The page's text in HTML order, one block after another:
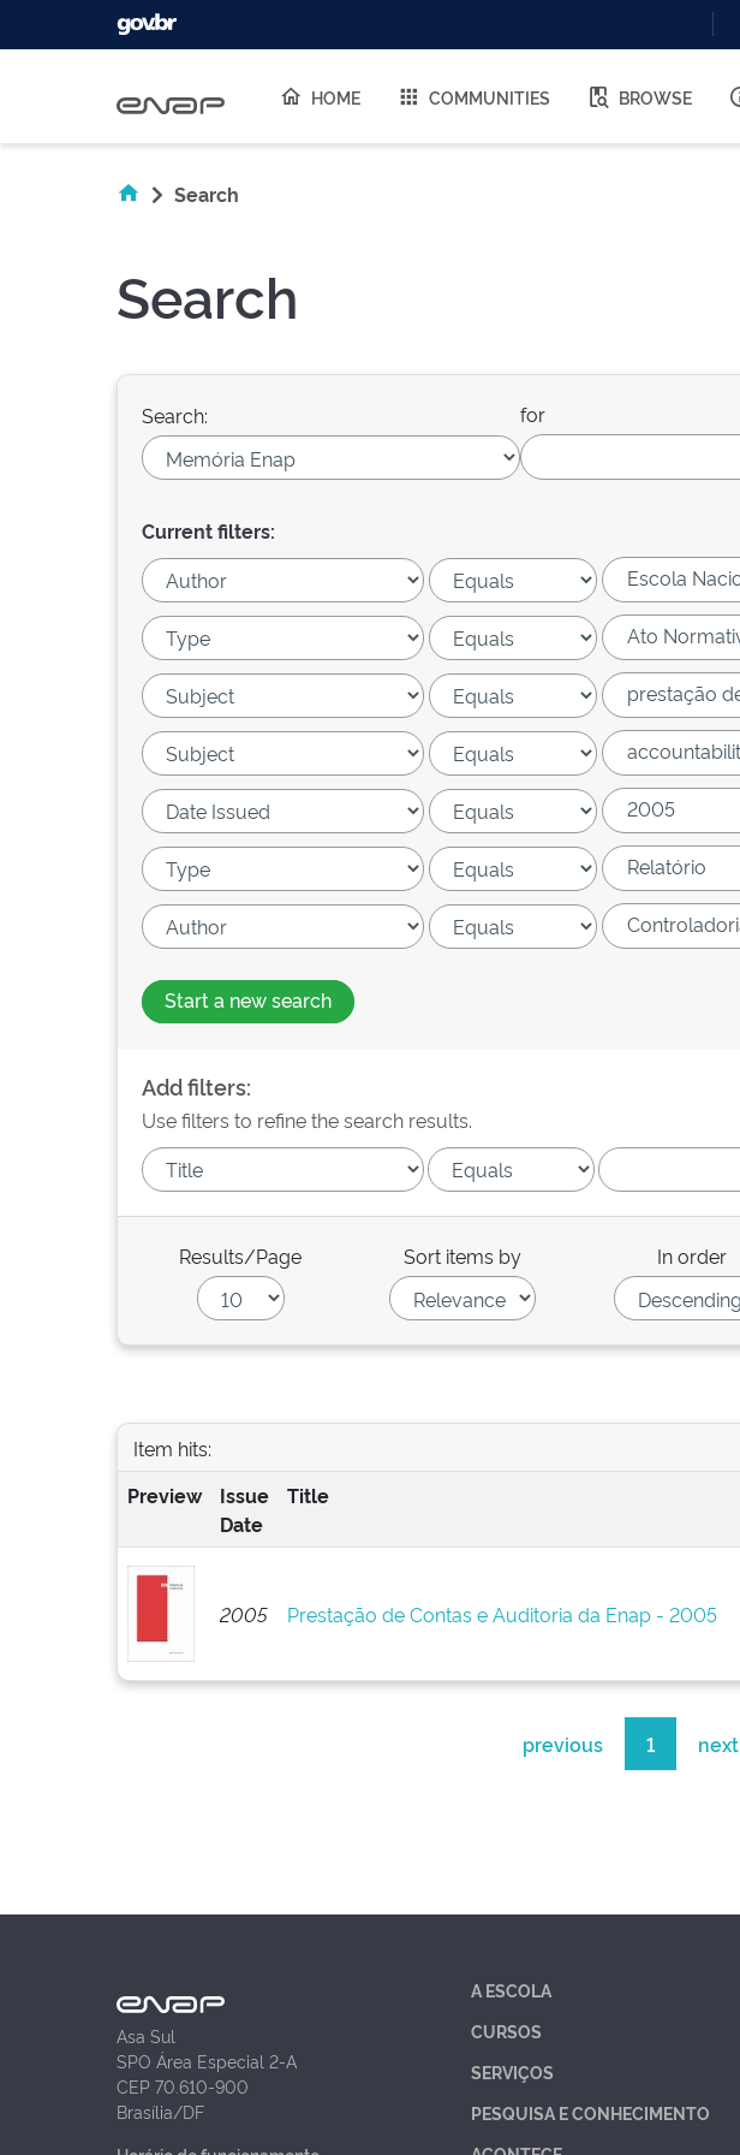
HOME COMMUNITIES BROWSE
Search
Search
Search: for
Current filters:
Start a new search
Add filters:
Use filters to refine the search results.
Results/Page Sort items by In order
Item hits:
Preview
Issue
Date
Title
2005 Prestação de Contas e Auditoria da Enap - 2005
previous 1 next
Asa Sul
SPO Área Especial 2-A
CEP 70.610-900
Brasília/DF
A ESCOLA
CURSOS
SERVIÇOS
PESQUISA E CONHECIMENTO